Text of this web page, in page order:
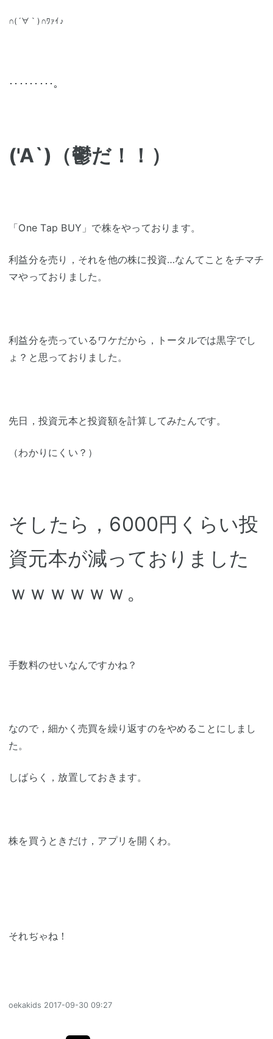
∩(´∀｀)∩ﾜｧｲ♪
･････････。
('A`)（鬱だ！！）
「One Tap BUY」で株をやっております。
利益分を売り，それを他の株に投資…なんてことをチマチ
マやっておりました。
利益分を売っているワケだから，トータルでは黒字でし
ょ？と思っておりました。
先日，投資元本と投資額を計算してみたんです。
（わかりにくい？）
そしたら，6000円くらい投
資元本が減っておりました
ｗｗｗｗｗｗ。
手数料のせいなんですかね？
なので，細かく売買を繰り返すのをやめることにしまし
た。
しばらく，放置しておきます。
株を買うときだけ，アプリを開くわ。
それぢゃね！
oekakids 2017-09-30 09:27